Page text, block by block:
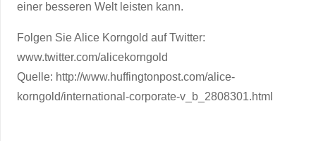
einer besseren Welt leisten kann.
Folgen Sie Alice Korngold auf Twitter:
www.twitter.com/alicekorngold
Quelle: http://www.huffingtonpost.com/alice-
korngold/international-corporate-v_b_2808301.html